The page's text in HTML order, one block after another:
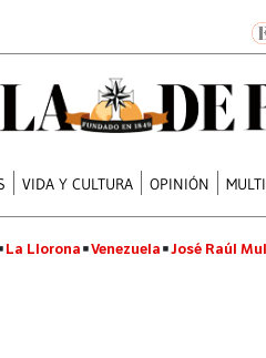
VIDA Y CULTURA OPINIÓN
La Llorona Venezuela José Raúl